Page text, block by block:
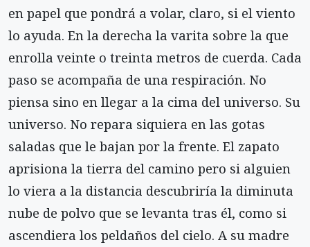
en papel que pondrá a volar, claro, si el viento
lo ayuda. En la derecha la varita sobre la que
enrolla veinte o treinta metros de cuerda. Cada
paso se acompaña de una respiración. No
piensa sino en llegar a la cima del universo. Su
universo. No repara siquiera en las gotas
saladas que le bajan por la frente. El zapato
aprisiona la tierra del camino pero si alguien
lo viera a la distancia descubriría la diminuta
nube de polvo que se levanta tras él, como si
ascendiera los peldaños del cielo. A su madre